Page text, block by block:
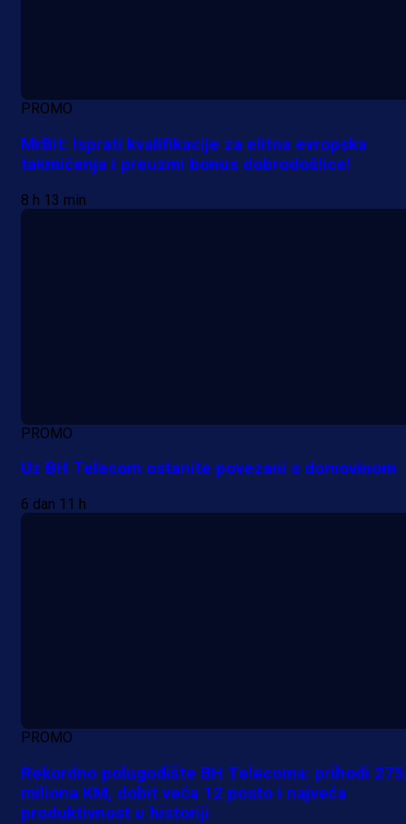
PROMO
MrBit: Isprati kvalifikacije za elitna evropska
takmičenja i preuzmi bonus dobrodošlice!
8 h 13 min
PROMO
Uz BH Telecom ostanite povezani s domovinom
6 dan 11 h
PROMO
Rekordno polugodište BH Telecoma: prihodi
miliona KM, dobit veća 12 posto i najveća
produktivnost u historiji